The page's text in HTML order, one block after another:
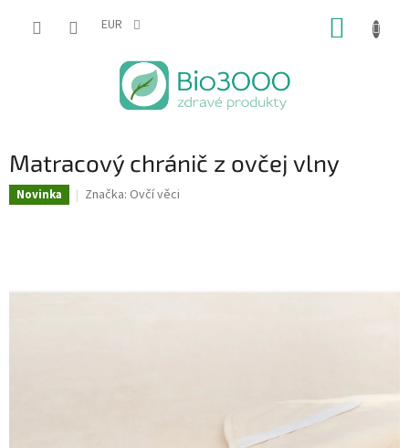
EUR
Matracový chránič z ovčej vlny
Novinka Značka: Ovčí věci